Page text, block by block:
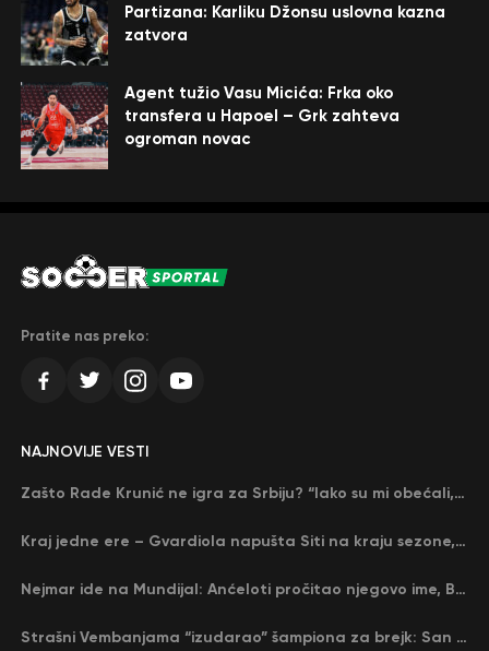
Partizana: Karliku Džonsu uslovna kazna
zatvora
Agent tužio Vasu Micića: Frka oko
transfera u Hapoel – Grk zahteva
ogroman novac
Pratite nas preko:
NAJNOVIJE VESTI
Zašto Rade Krunić ne igra za Srbiju? “Iako su mi obećali, niko me nije zvao…”
Kraj jedne ere – Gvardiola napušta Siti na kraju sezone, menja ga njegov nekadašnji rival
Nejmar ide na Mundijal: Anćeloti pročitao njegovo ime, Brazil u delirijumu (VIDEO)
Strašni Vembanjama “izudarao” šampiona za brejk: San Antonio poveo protiv Oklahome